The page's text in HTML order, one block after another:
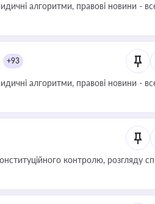
алгоритми, правові новини -
+93
алгоритми, правові новини -
контролю, розгляду